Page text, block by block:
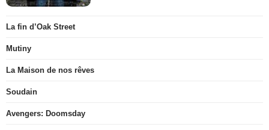
La fin d’Oak Street
Mutiny
La Maison de nos rêves
Soudain
Avengers: Doomsday